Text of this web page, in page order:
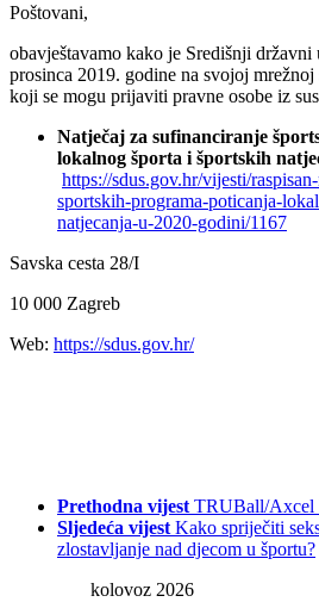
Poštovani,
obavještavamo kako je Središnji državni
prosinca 2019. godine na svojoj
koji se mogu prijaviti pravne osobe iz
Natječaj za sufinanciranje
lokalnog športa i športskih
https://sdus.gov.hr/vijesti/
sportskih-programa-poticanja-
natjecanja-u-2020-godini/1167
Savska cesta 28/I
10 000 Zagreb
Web: https://sdus.gov.hr/
Prethodna vijest TRUBall/Axcel
Sljedeća vijest Kako spriječiti
zlostavljanje nad djecom u športu?
kolovoz 2026